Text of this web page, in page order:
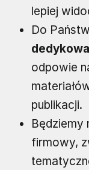
lepiej
Do
odpowie
publikacji.
Będziemy
firmowy,